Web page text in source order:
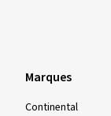
Marques
Continental